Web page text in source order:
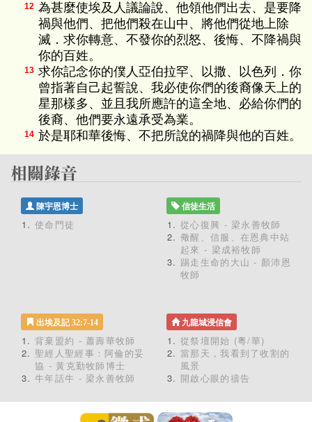
12 為甚麼使埃及人議論說、他領他們出去、是要降
禍與他們、把他們殺在山中、將他們從地上除
滅．求你轉意、不發你的烈怒、後悔、不降禍與
你的百姓。
13 求你記念你的僕人亞伯拉罕、以撒、以色列．你
曾指著自己起誓說、我必使你們的後裔像天上的
星那樣多、並且我所應許的這全地、必給你們的
後裔、他們要永遠承受為業。
14 於是耶和華後悔、不把所說的禍降與他的百姓。
陳宇恩博士
使命門徒
信徒生活
從心復興 - 梁永善牧師
儆醒、信服、在恩典中站
起來 - 梁成裕牧師
踢走生命的大山 - 顏沛恩
牧師
出埃及記 32:7-14
背棄盟約 - 蕭壽華牧師
聖經人聖經事：阿倫的妥
協 - 黃克勤牧師博士
牛年話牛 - 梁永善牧師
九龍城浸信會
從祭壇開始 (粵/華)
當那天，我看到了收割的
風景
開啟心眼的禱告